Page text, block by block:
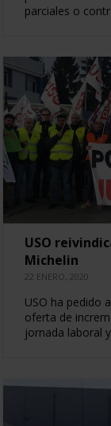
parciales o
USO
Michelin
22 ENERO, 2020
USO ha pedido
oferta de
jornada laboral